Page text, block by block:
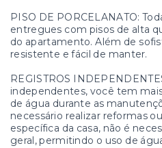
PISO DE PORCELANATO:
entregues com pisos de alta
do apartamento. Além de
resistente e fácil de manter.
REGISTROS
independentes, você tem
de água durante as
necessário realizar reformas
específica da casa, não é
geral, permitindo o uso de